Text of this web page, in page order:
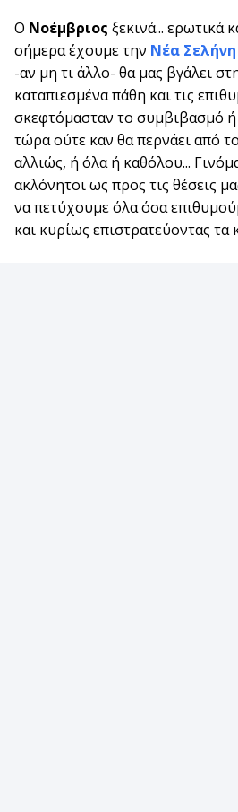
Ο Νοέμβριος ξεκινά... ερωτικά
σήμερα έχουμε την Νέα
-αν μη τι άλλο- θα μας βγάλει
καταπιεσμένα πάθη και τις
σκεφτόμασταν το συμβιβασμό
τώρα ούτε καν θα περνάει από
αλλιώς, ή όλα ή καθόλου...
ακλόνητοι ως προς τις θέσεις
να πετύχουμε όλα όσα
και κυρίως επιστρατεύοντας τα